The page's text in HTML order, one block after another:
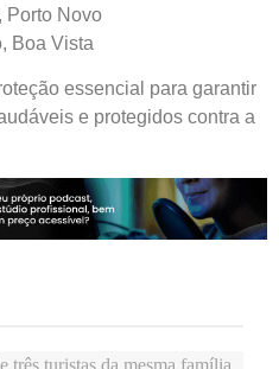
Porto Novo
Boa Vista
essencial para garantir
e protegidos contra a